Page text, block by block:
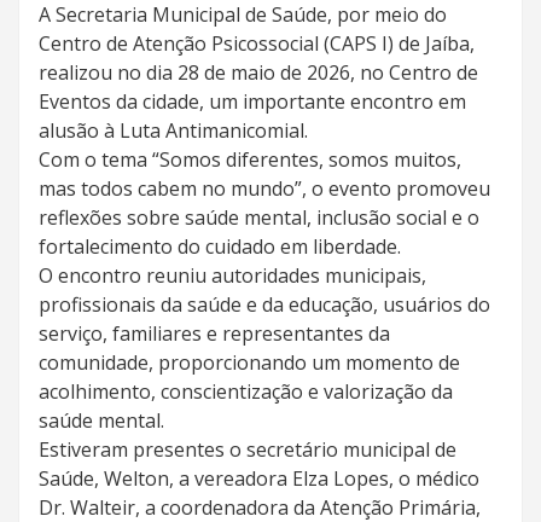
A Secretaria Municipal de Saúde, por meio do
Centro de Atenção Psicossocial (CAPS I) de Jaíba,
realizou no dia 28 de maio de 2026, no Centro de
Eventos da cidade, um importante encontro em
alusão à Luta Antimanicomial.
Com o tema “Somos diferentes, somos muitos,
mas todos cabem no mundo”, o evento promoveu
reflexões sobre saúde mental, inclusão social e o
fortalecimento do cuidado em liberdade.
O encontro reuniu autoridades municipais,
profissionais da saúde e da educação, usuários do
serviço, familiares e representantes da
comunidade, proporcionando um momento de
acolhimento, conscientização e valorização da
saúde mental.
Estiveram presentes o secretário municipal de
Saúde, Welton, a vereadora Elza Lopes, o médico
Dr. Walteir, a coordenadora da Atenção Primária,